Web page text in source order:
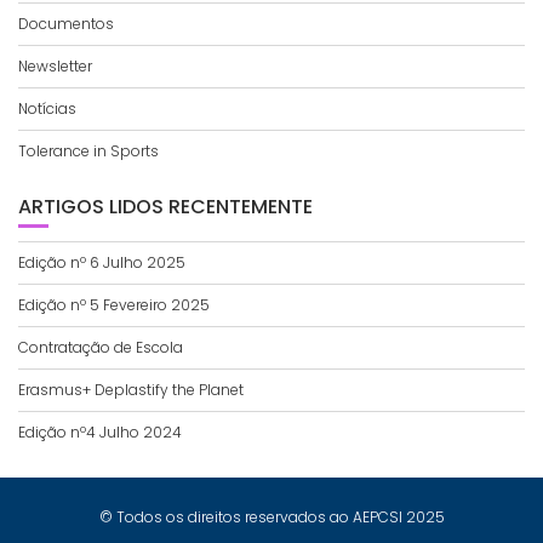
Documentos
Newsletter
Notícias
Tolerance in Sports
ARTIGOS LIDOS RECENTEMENTE
Edição nº 6 Julho 2025
Edição nº 5 Fevereiro 2025
Contratação de Escola
Erasmus+ Deplastify the Planet
Edição nº4 Julho 2024
© Todos os direitos reservados ao AEPCSI 2025